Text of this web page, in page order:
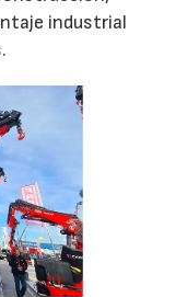
industrial